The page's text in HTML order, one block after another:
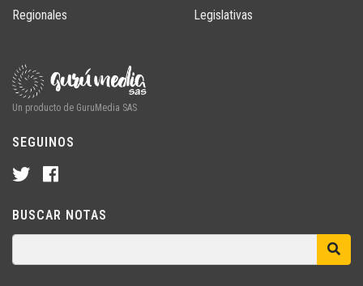
Regionales
Legislativas
Un producto de GuruMedia SAS
SEGUINOS
BUSCAR NOTAS